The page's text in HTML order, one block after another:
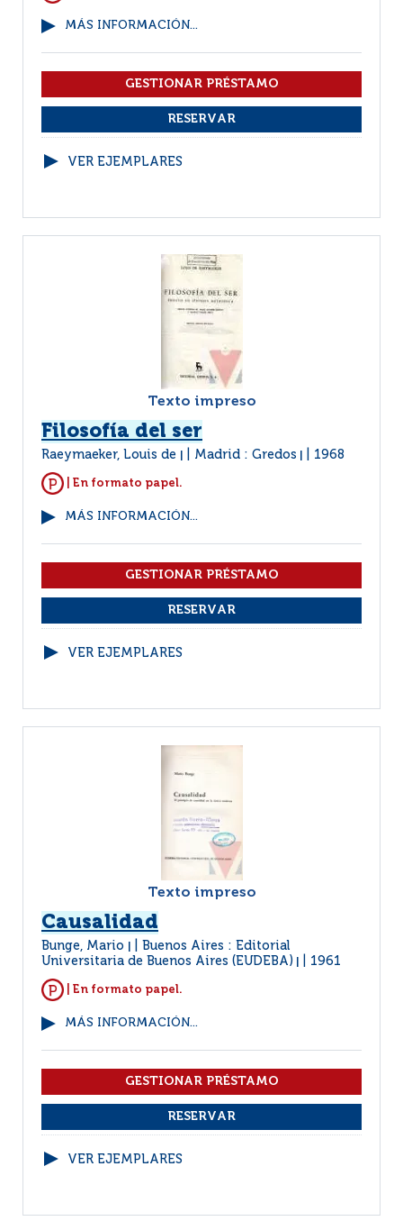
MÁS INFORMACIÓN...
VER EJEMPLARES
Texto impreso
Filosofía del ser
Raeymaeker, Louis de Madrid : Gredos 1968
| En formato papel.
MÁS INFORMACIÓN...
VER EJEMPLARES
Texto impreso
Causalidad
Bunge, Mario
Buenos Aires : Editorial
Universitaria de Buenos Aires (EUDEBA)
1961
| En formato papel.
MÁS INFORMACIÓN...
VER EJEMPLARES